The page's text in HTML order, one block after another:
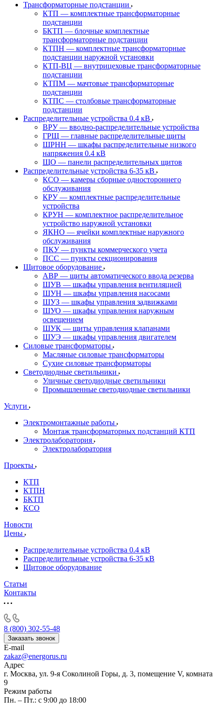
Трансформаторные подстанции
КТП — комплектные трансформаторные
подстанции
БКТП — блочные комплектные
трансформаторные подстанции
КТПН — комплектные трансформаторные
подстанции наружной установки
КТП-ВЦ — внутрицеховые трансформаторные
подстанции
КТПМ — мачтовые трансформаторные
подстанции
КТПС — столбовые трансформаторные
подстанции
Распределительные устройства 0.4 кВ
ВРУ — вводно-распределительные устройства
ГРЩ — главные распределительные щиты
ШРНН — шкафы распределительные низкого
напряжения 0.4 кВ
ЩО — панели распределительных щитов
Распределительные устройства 6-35 кВ
КСО — камеры сборные одностороннего
обслуживания
КРУ — комплектные распределительные
устройства
КРУН — комплектное распределительное
устройство наружной установки
ЯКНО — ячейки комплектные наружного
обслуживания
ПКУ — пункты коммерческого учета
ПСС — пункты секционирования
Щитовое оборудование
АВР — щиты автоматического ввода резерва
ШУВ — шкафы управления вентиляцией
ШУН — шкафы управления насосами
ШУЗ — шкафы управления задвижками
ШУО — шкафы управления наружным
освещением
ШУК — щиты управления клапанами
ШУЭ — шкафы управления двигателем
Силовые трансформаторы
Масляные силовые трансформаторы
Сухие силовые трансформаторы
Светодиодные светильники
Уличные светодиодные светильники
Промышленные светодиодные светильники
Услуги
Электромонтажные работы
Монтаж трансформаторных подстанций КТП
Электролаборатория
Электролаборатория
Проекты
КТП
КТПН
БКТП
КСО
Новости
Цены
Распределительные устройства 0.4 кВ
Распределительные устройства 6-35 кВ
Щитовое оборудование
Статьи
Контакты
8 (800) 302-55-48
Заказать звонок
E-mail
zakaz@energorus.ru
Адрес
г. Москва, ул. 9-я Соколиной Горы, д. 3, помещение V, комната
9
Режим работы
Пн. – Пт.: с 9:00 до 18:00